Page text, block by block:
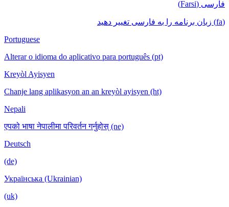
فارسی (Farsi)
(fa) زبان برنامه را به فارسی تغییر دهید
Portuguese
Alterar o idioma do aplicativo para português (pt)
Kreyòl Ayisyen
Chanje lang aplikasyon an an kreyòl ayisyen (ht)
Nepali
एपको भाषा नेपालीमा परिवर्तन गर्नुहोस् (ne)
Deutsch
(de)
Українська (Ukrainian)
(uk)